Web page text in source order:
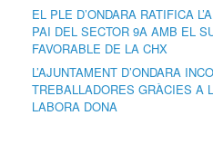
EL PLE D’ONDARA RATIFICA
PAI DEL SECTOR 9A AMB EL
FAVORABLE DE LA CHX
L’AJUNTAMENT D’ONDARA
TREBALLADORES GRÀCIES A
LABORA DONA